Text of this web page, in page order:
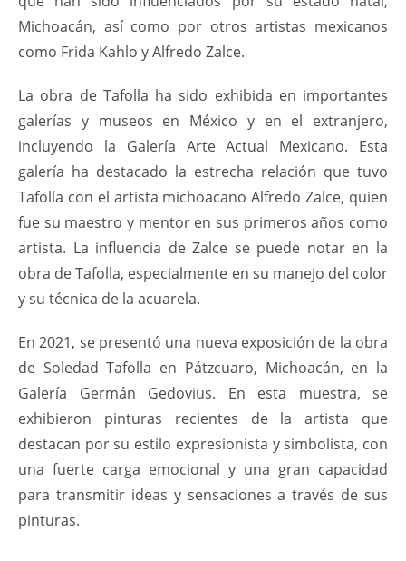
Michoacán, así como por otros artistas mexicanos
como Frida Kahlo y Alfredo Zalce.
La obra de Tafolla ha sido exhibida en importantes
galerías y museos en México y en el extranjero,
incluyendo la Galería Arte Actual Mexicano. Esta
galería ha destacado la estrecha relación que tuvo
Tafolla con el artista michoacano Alfredo Zalce, quien
fue su maestro y mentor en sus primeros años como
artista. La influencia de Zalce se puede notar en la
obra de Tafolla, especialmente en su manejo del color
y su técnica de la acuarela.
En 2021, se presentó una nueva exposición de la obra
de Soledad Tafolla en Pátzcuaro, Michoacán, en la
Galería Germán Gedovius. En esta muestra, se
exhibieron pinturas recientes de la artista que
destacan por su estilo expresionista y simbolista, con
una fuerte carga emocional y una gran capacidad
para transmitir ideas y sensaciones a través de sus
pinturas.